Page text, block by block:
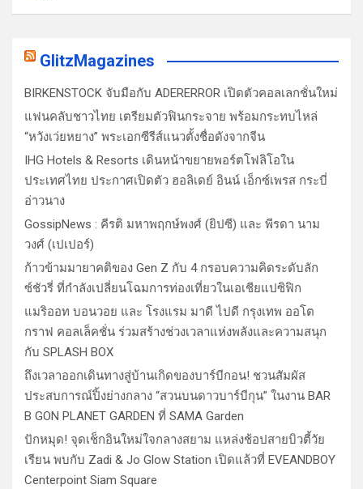
GlitzMagazines
BIRKENSTOCK จับมือกับ ADERERROR เปิดตัวคอลเลกชั่นใหม่
แฟนคลับชาวไทย เตรียมตัวฟินกระจาย พร้อมกระทบไหล่
“หวังเว่ยหยาง” พระเอกซีรีส์แนวตั้งชื่อดังจากจีน
IHG Hotels & Resorts เดินหน้าขยายพอร์ตโฟลิโอใน
ประเทศไทย ประกาศเปิดตัว ฮอลิเดย์ อินน์ เอ็กซ์เพรส กระบี่
อ่าวนาง
GossipNews : คีรติ มหาพฤกษ์พงศ์ (ยิปซี) และ พีรดา นาม
วงศ์ (เปเปอร์)
ก้าวข้ามมายาคติของ Gen Z กับ 4 กรอบความคิดระดับลัก
ซ์ชัวรี่ ที่กำลังเปลี่ยนโฉมการท่องเที่ยวในเอเชียแปซิฟิก
แมริออท บอนวอย และ โรงแรม มาดี ไปดี กรุงเทพ ออโต
กราฟ คอลเล็คชั่น ร่วมสร้างช่วงเวลาแห่งพลังและความสนุก
กับ SPLASH BOX
ถึงเวลาออกเดินทางสู่บ้านเกิดของบาร์บีกอน! ชวนสัมผัส
ประสบการณ์ปิ้งย่างกลาง “สวนบนดาวบาร์บีกุน” ในงาน BAR
B GON PLANET GARDEN ที่ SAMA Garden
ปักหมุด! จุดเช็กอินใหม่ใจกลางสยาม แหล่งช้อปสายบิวตี้วัย
เรียน พบกับ Zadi & Jo Glow Station เปิดแล้วที่ EVEANDBOY
Centerpoint Siam Square